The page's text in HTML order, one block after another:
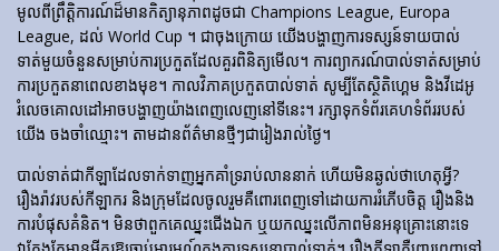
មូលពីព្រឹត្តិការណ៍ដ៏មានកិត្យានុភាពដូចជា Champions League, Europa
League, ដល់ World Cup ។ ជាចុងក្រោយ យើងបង្ហាញការទស្សន៍ទាយបាល់
ទាត់មួយចំនួនសម្រាប់ការប្រកួតដែលគួរពិនិត្យមើល។ ការព្យាករណ៍បាល់ទាត់សម្រាប់
ការប្រកួតនាពេលខាងមុខ។ កាលវិភាគប្រកួតបាល់ទាត់ សូម្បីតែស្ថិតិហ្គេម និងវីដេអូ
រំលេចគោលដៅអាចបង្ហាញយ៉ាងពេញលេញនៅទីនេះ។ រក្សាទុកទំព័រគេហទំព័ររបស់
យើង ចងចាំឈ្មោះ។ តាមដានព័ត៌មានថ្មីៗជារៀងរាល់ថ្ងៃ។
បាល់ទាត់​ជា​កីឡា​ដែល​ទាក់​ទាញ​អ្នក​គាំទ្រ​រាប់​លាន​នាក់ ហើយ​មិន​ឆ្ងល់​ថា​ហេតុអ្វី?
រឿងរ៉ាវ​របស់​កីឡាករ និង​ក្រុម​ដែល​ចូលរួម​គឺ​ពោរពេញ​ទៅ​ដោយ​ការ​រំភើប​ចិត្ត រឿង​និង​
ការ​បំផុស​គំនិត។ មិនថាពួកគេឈ្នះជើងឯក ឬយកឈ្នះលើភាពមិនអនុគ្រោះនោះទេ